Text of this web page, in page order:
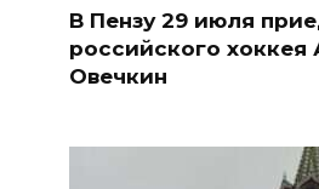
В Пензу 29 июля
российского хоккея
Овечкин